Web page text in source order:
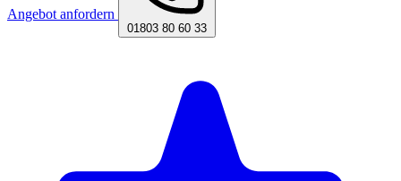
Angebot anfordern
01803 80 60 33